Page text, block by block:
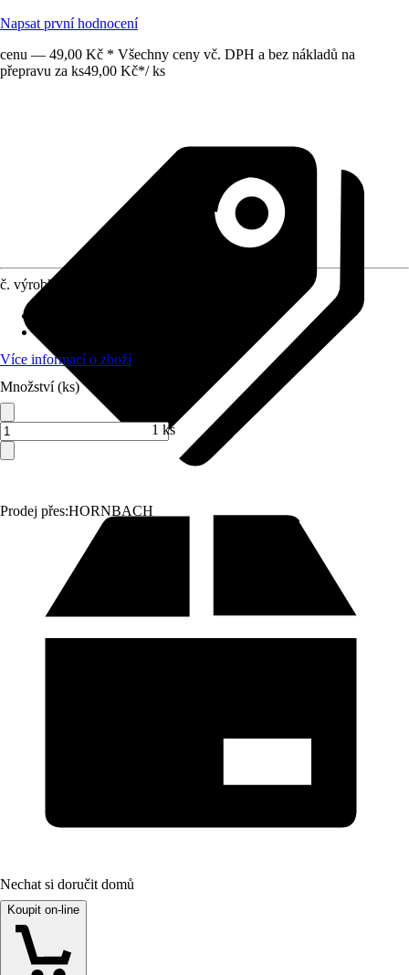
Napsat první hodnocení
cenu — 49,00 Kč * Všechny ceny vč. DPH a bez nákladů na
přepravu za ks49,00 Kč*/ ks
Prodej přes:HORNBACH
č. výrobku
Více informací o zboží
Množství (ks)
1 ks
Nechat si doručit domů
Koupit on-line